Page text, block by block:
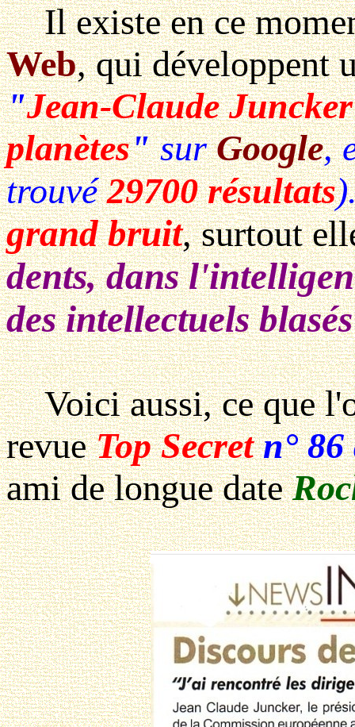
Il existe en ce
Web, qui développent
"Jean-Claude
planètes"surGoogle,
trouvé29700 résultats
grand bruit, surtout
dents, dans
des intellectuels blasés
Voici aussi, ce que
revueTop Secret n°
ami de longue date